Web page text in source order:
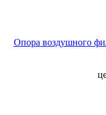
Опора воздушного